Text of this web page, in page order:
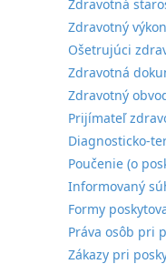
Zdravotná
Zdravotný výkon
Ošetrujúci
Zdravotná
Zdravotný
Prijímateľ
Diagnosticko-
Poučenie (o
Informovaný
Formy
Práva osôb pri
Zákazy pri